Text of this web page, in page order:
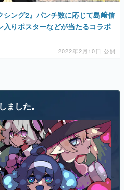
シング2』パンチ数に応じて島﨑信
りポスターなどが当たるコラボ
2022年2月10日 公開
ました。